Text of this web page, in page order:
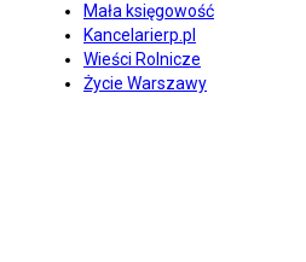
Mała księgowość
Kancelarierp.pl
Wieści Rolnicze
Życie Warszawy